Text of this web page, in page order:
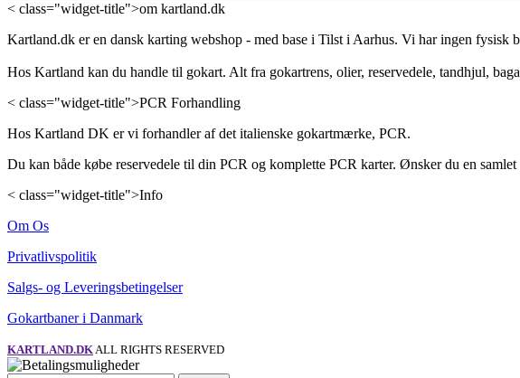
< class="widget-title">om kartland.dk
Kartland.dk er en dansk karting webshop - med base i Tilst i Aarhus. Vi har ingen
Hos Kartland kan du handle til gokart. Alt fra gokartrens, olier, reservedele, tandhjul,
< class="widget-title">PCR Forhandling
Hos Kartland DK er vi forhandler af det italienske gokartmærke, PCR.
Du kan både købe reservedele til din PCR og komplette PCR karter. Ønsker du en samlet
< class="widget-title">Info
Om Os
Privatlivspolitik
Salgs- og Leveringsbetingelser
Gokartbaner i Danmark
KARTLAND.DKALL RIGHTS RESERVED